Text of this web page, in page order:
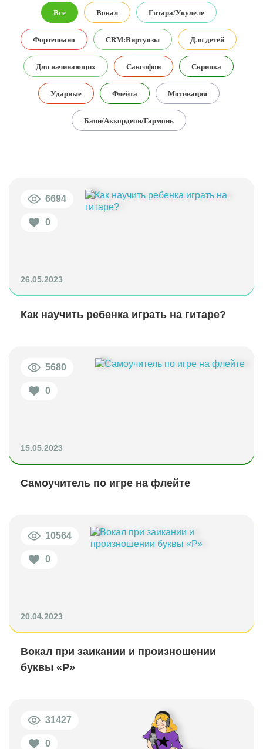
Все Вокал Гитара/Укулеле
Фортепиано CRM:Виртуозы Для детей
Для начинающих Саксофон Скрипка
Ударные Флейта Мотивация
Баян/Аккордеон/Гармонь
6694
0
26.05.2023
Как научить ребенка играть на гитаре?
5680
0
15.05.2023
Самоучитель по игре на флейте
10564
0
20.04.2023
Вокал при заикании и произношении
буквы «Р»
31427
0